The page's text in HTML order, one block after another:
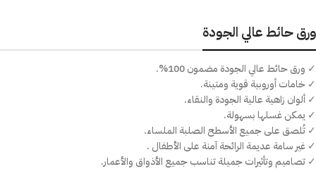
ورق حائط عالي الجودة
✓ ورق حائط عالي الجودة مضمون 100%.
✓ خامات أوروبية قوية ومتينة.
✓ ألوان زاهية عالية الجودة والنقاء.
✓ يمكن غسلها بسهولة.
✓ تُلصق على جميع الأسطح الصلبة الملساء.
✓ غير سامة عديمة الرائحة آمنة على الأطفال .
✓ تصاميم وتأثيرات جميلة تناسب جميع الأذواق والأعمار.